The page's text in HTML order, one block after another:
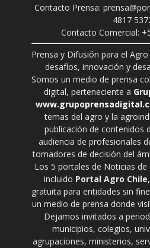
Contacto Prensa:
4817
Contacto Comercial:
Prensa y Difusión para el
desafíos, innovación y
Somos un medio de prensa
digital, perteneciente a
temas del agro y la
publicación de contenidos
audiencia de profesionales
tomadores de decisión del
Los 5 portales de Noticias de
incluido Portal Agro Chile
gratuita para entidades sin
un medio de prensa donde
Dejamos invitados a
municipios, colegios,
agrupaciones, ministerios,